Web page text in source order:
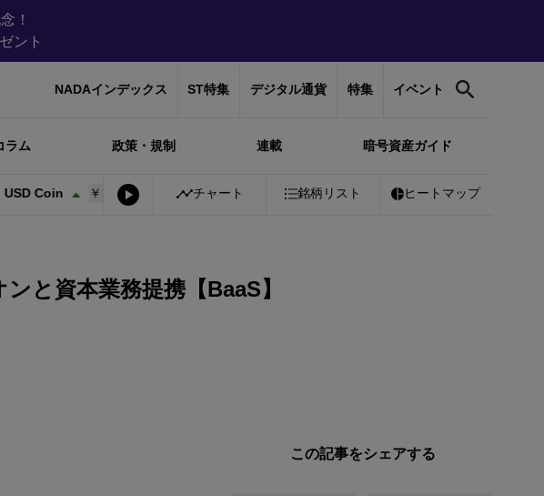
！
ント
NADAインデックス ST特集 デジタル通貨 特集 イベント
ラム 政策・規制 連載 暗号資産ガイド
Coin ￥157.81 +0.00% Bitcoin ￥10,252,922+ 1.20% Ethereum ￥302,406
チャート 銘柄リスト ヒートマップ
と資本業務提携【BaaS】
この記事をシェアする